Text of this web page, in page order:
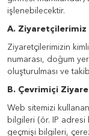
işlenebilecektir.
A. Ziyaretçilerimiz
Ziyaretçilerimizin
numarası, doğum
oluşturulması ve
B. Çevrimiçi
Web sitemizi
bilgileri (ör. IP adresi
geçmişi bilgileri,